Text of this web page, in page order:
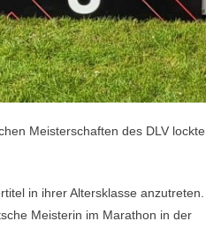
Meisterschaften des DLV lockte
in ihrer Altersklasse anzutreten.
Meisterin im Marathon in der